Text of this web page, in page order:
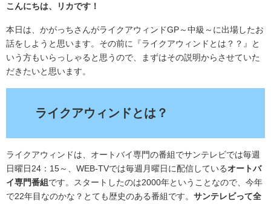
こんにちは、リカです！
本日は、かがっちさんがライクアウィンドGP～中級～に出場したお
話をしようと思います。その前に『ライクアウィンドとは？？』と
いう方もいらっしゃると思うので、まずはその説明からさせていた
だきたいと思います。
ライクアウィンドとは？
ライクアウィンドは、オートバイ専門の番組でサンテレビでは毎週
日曜日24：15～、WEB-TVでは毎週月曜日に配信しているオートバ
イ専門番組です。スタートしたのは2000年ということなので、今年
で22年目なのかな？とても歴史のある番組です。 サンテレビって全